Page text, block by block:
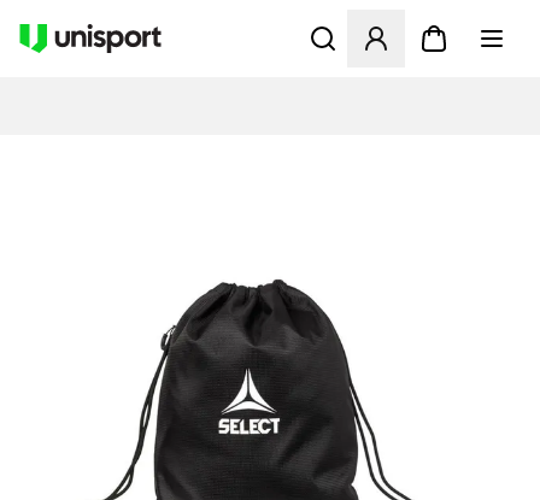
Opent een venster om in